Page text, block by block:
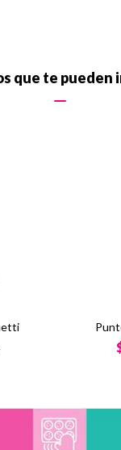
que te pueden